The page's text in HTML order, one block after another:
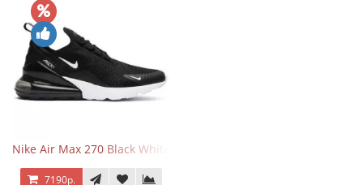
Nike Air Max 270 Black White
7190р.